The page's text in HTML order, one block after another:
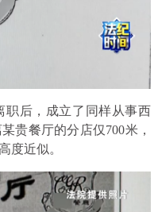
职后，成立了同样从事西
贵餐厅的分店仅700米，
度近似。